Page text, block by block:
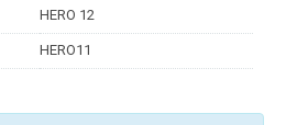
HERO 12
HERO11